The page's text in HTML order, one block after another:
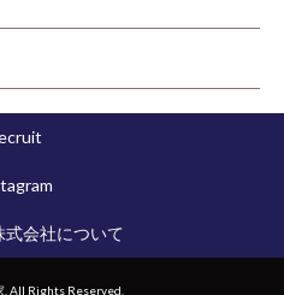
式会社について
. All Rights Reserved.